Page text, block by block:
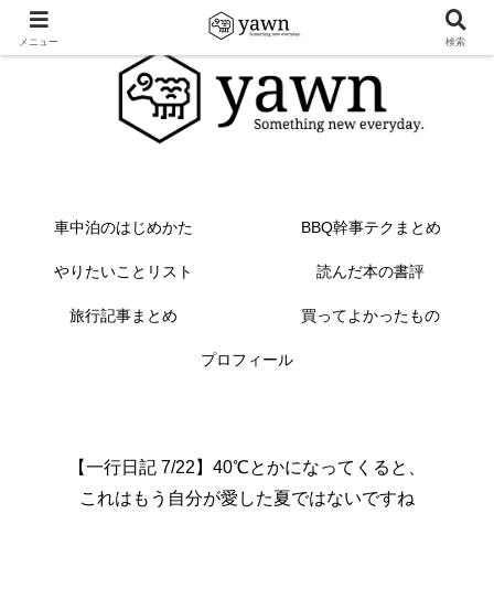
車中泊のはじめかた BBQ幹事テクまとめ
やりたいことリスト 読んだ本の書評
旅行記事まとめ 買ってよかったもの
プロフィール
【一行日記 7/22】40℃とかになってくると、
これはもう自分が愛した夏ではないですね
メニュー 検索